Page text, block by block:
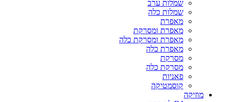
שמלות ערב
שמלות כלה
מאפרת
מאפרת ומסרקת
מאפרת ומסרקת כלה
מאפרת כלה
מסרקת
מסרקת כלה
פאניות
קוסמטיקה
מוזיקה